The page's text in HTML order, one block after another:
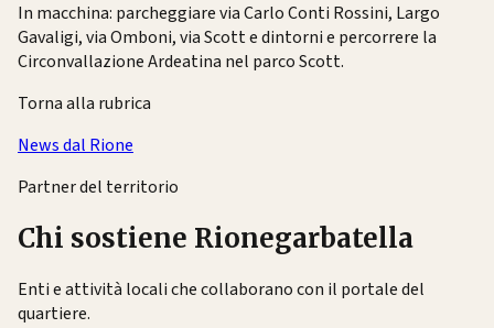
In macchina: parcheggiare via Carlo Conti Rossini, Largo
Gavaligi, via Omboni, via Scott e dintorni e percorrere la
Circonvallazione Ardeatina nel parco Scott.
Torna alla rubrica
News dal Rione
Partner del territorio
Chi sostiene Rionegarbatella
Enti e attività locali che collaborano con il portale del
quartiere.